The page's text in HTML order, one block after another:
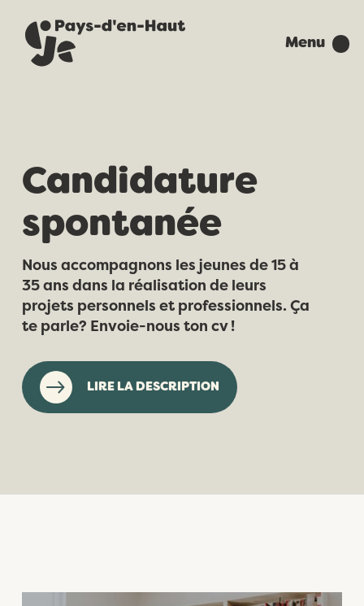
Menu
Candidature
spontanée
Nous accompagnons les jeunes de 15 à
35 ans dans la réalisation de leurs
projets personnels et professionnels. Ça
te parle? Envoie-nous ton cv !
LIRE LA DESCRIPTION